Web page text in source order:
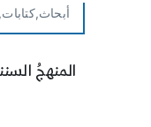
المنهجُ